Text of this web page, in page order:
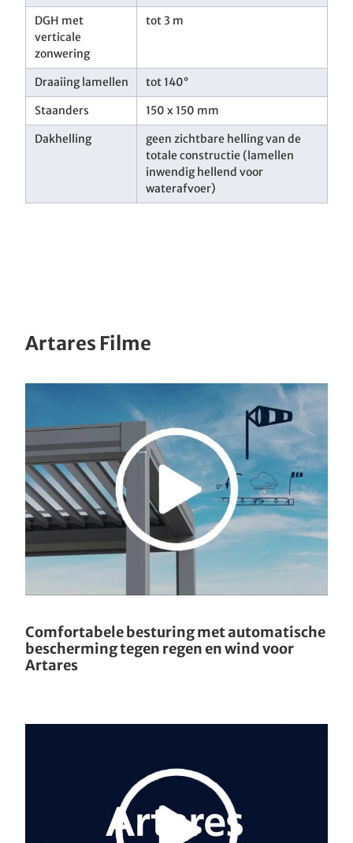
DGH met
verticale
zonwering
tot 3 m
Draaiing lamellen
tot 140°
Staanders
150 x 150 mm
Dakhelling
geen zichtbare helling van de
totale constructie (lamellen
inwendig hellend voor
waterafvoer)
Artares Filme
Comfortabele besturing met automatische
bescherming tegen regen en wind voor
Artares